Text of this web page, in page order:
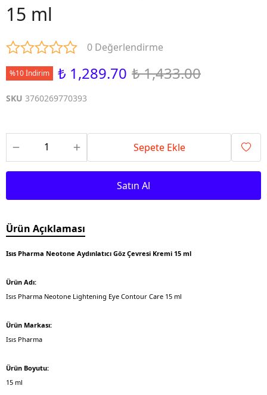
15 ml
0 Değerlendirme
%10 İndirim ₺ 1,289.70 ₺ 1,433.00
SKU 3760269770393
Sepete Ekle
Satın Al
Ürün Açıklaması
Isıs Pharma Neotone Aydınlatıcı Göz Çevresi Kremi 15 ml
Ürün Adı:
Isıs Pharma Neotone Lightening Eye Contour Care 15 ml
Ürün Markası:
Isıs Pharma
Ürün Boyutu:
15 ml